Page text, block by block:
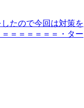
たので今回は対策を
＝＝＝＝＝＝・ター